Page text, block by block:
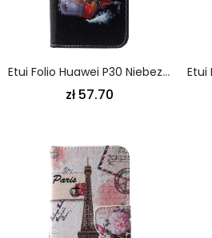
Etui Folio Huawei P30 Niebezpieczny Niedźwiedź Etui Ochronne
zł 57.70